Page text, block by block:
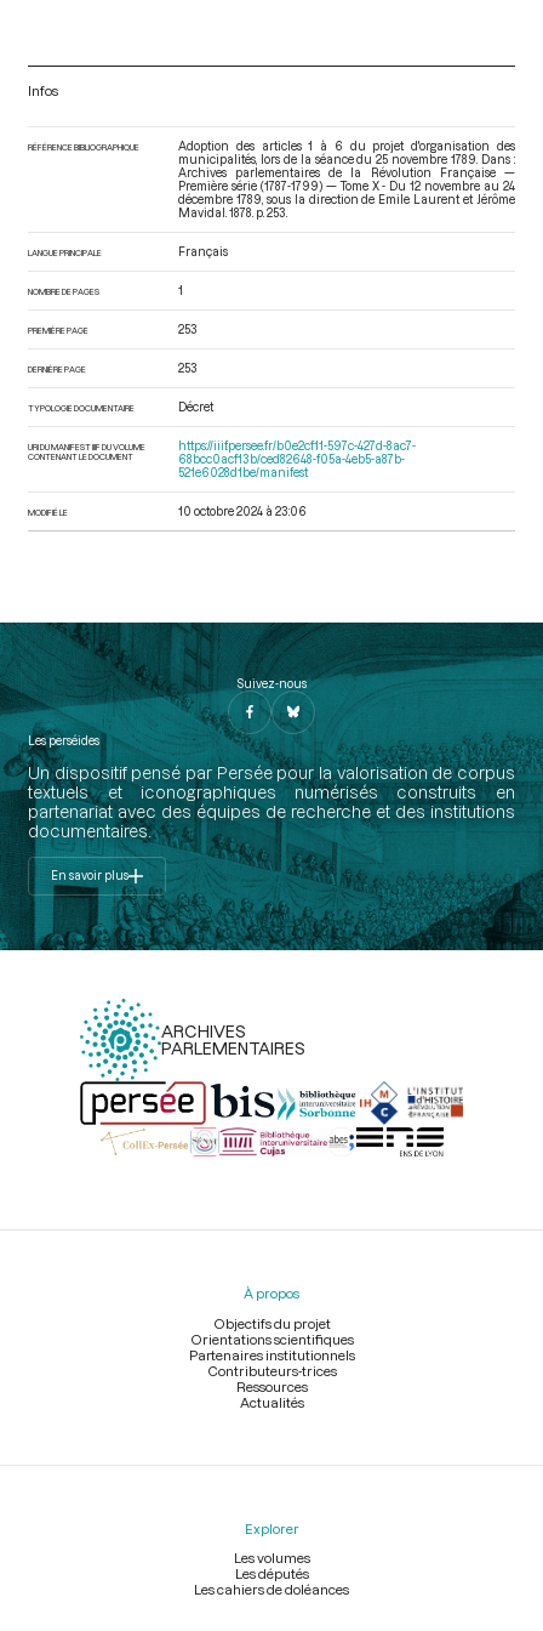
Infos
RÉFÉRENCE BIBLIOGRAPHIQUE
Adoption des articles 1 à 6 du projet d'organisation des
municipalités, lors de la séance du 25 novembre 1789. Dans :
Archives parlementaires de la Révolution Française —
Première série (1787-1799) — Tome X - Du 12 novembre au 24
décembre 1789 , sous la direction de Emile Laurent et Jérôme
Mavidal. 1878. p. 253.
LANGUE PRINCIPALE Français
NOMBRE DE PAGES 1
PREMIÈRE PAGE 253
DERNIÈRE PAGE 253
TYPOLOGIE DOCUMENTAIRE Décret
URI DU MANIFEST IIIF DU VOLUME
CONTENANT LE DOCUMENT
https://iiif.persee.fr/b0e2cf11-597c-427d-8ac7-
68bcc0acf13b/ced82648-f05a-4eb5-a87b-
521e6028d1be/manifest
MODIFIÉ LE 10 octobre 2024 à 23:06
Suivez-nous
Les perséides
Un dispositif pensé par Persée pour la valorisation de corpus
textuels et iconographiques numérisés construits en
partenariat avec des équipes de recherche et des institutions
documentaires.
En savoir plus
ARCHIVES
PARLEMENTAIRES
Menu
À propos
Objectifs du projet
Orientations scientifiques
Partenaires institutionnels
Contributeurs-trices
Ressources
Actualités
Explorer
Les volumes
Les députés
Les cahiers de doléances